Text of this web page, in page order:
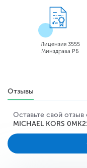
Лицензия 3555
Минздрава РБ
Отзывы
Оставьте свой отзыв
MICHAEL KORS